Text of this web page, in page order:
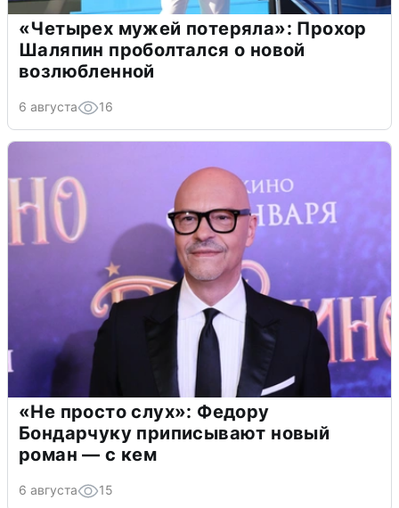
«Четырех мужей потеряла»: Прохор
Шаляпин проболтался о новой
возлюбленной
6 августа 16
«Не просто слух»: Федору
Бондарчуку приписывают новый
роман — с кем
6 августа 15